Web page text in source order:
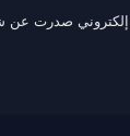
صدرت عن